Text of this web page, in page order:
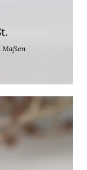
Maßen